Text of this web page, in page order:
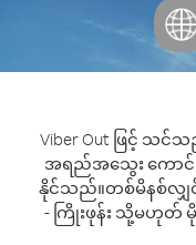
Viber Out ဖြင့်
အရည်အသွေး ကောင်း
နိုင်သည်။တစ်မိနစ်လျှ
- ကြိုးဖုန်း သို့မဟုတ်